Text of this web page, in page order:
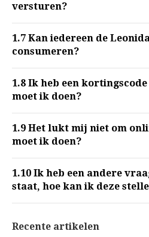
versturen?
1.7 Kan iedereen de
consumeren?
1.8 Ik heb een
moet ik doen?
1.9 Het lukt mij niet om
moet ik doen?
1.10 Ik heb een andere
staat, hoe kan ik deze
Recente artikelen